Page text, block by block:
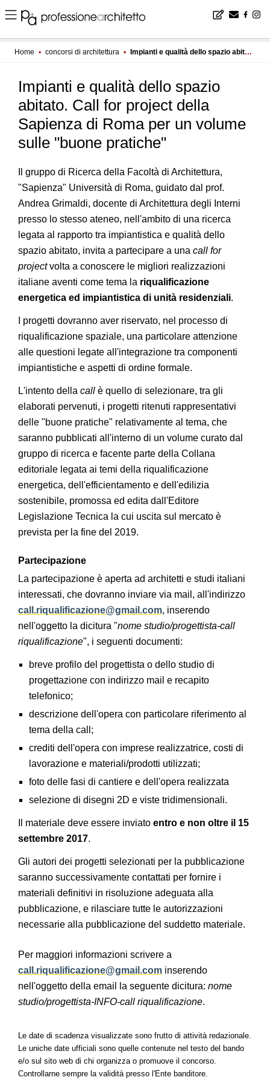
Home ▪ concorsi di architettura ▪ Impianti e qualità dello spazio abitato. Call for project della Sapienza di Roma per un volume sulle "buone pratiche"
Impianti e qualità dello spazio
abitato. Call for project della
Sapienza di Roma per un volume
sulle "buone pratiche"
Il gruppo di Ricerca della Facoltà di Architettura,
"Sapienza" Università di Roma, guidato dal prof.
Andrea Grimaldi, docente di Architettura degli Interni
presso lo stesso ateneo, nell'ambito di una ricerca
legata al rapporto tra impiantistica e qualità dello
spazio abitato, invita a partecipare a una call for
projectvolta a conoscere le migliori realizzazioni
italiane aventi come tema la riqualificazione
energetica ed impiantistica di unità residenziali.
I progetti dovranno aver riservato, nel processo di
riqualificazione spaziale, una particolare attenzione
alle questioni legate all'integrazione tra componenti
impiantistiche e aspetti di ordine formale.
L'intento della call è quello di selezionare, tra gli
elaborati pervenuti, i progetti ritenuti rappresentativi
delle "buone pratiche" relativamente al tema, che
saranno pubblicati all'interno di un volume curato dal
gruppo di ricerca e facente parte della Collana
editoriale legata ai temi della riqualificazione
energetica, dell'efficientamento e dell'edilizia
sostenibile, promossa ed edita dall'Editore
Legislazione Tecnica la cui uscita sul mercato è
prevista per la fine del 2019.
Partecipazione
La partecipazione è aperta ad architetti e studi italiani
interessati, che dovranno inviare via mail, all'indirizzo
call.riqualificazione@gmail.com, inserendo
nell'oggetto la dicitura "nome studio/progettista-call
riqualificazione", i seguenti documenti:
breve profilo del progettista o dello studio di
progettazione con indirizzo mail e recapito
telefonico;
descrizione dell'opera con particolare riferimento al
tema della call;
crediti dell'opera con imprese realizzatrice, costi di
lavorazione e materiali/prodotti utilizzati;
foto delle fasi di cantiere e dell'opera realizzata
selezione di disegni 2D e viste tridimensionali.
Il materiale deve essere inviato entro e non oltre il 15
settembre 2017.
Gli autori dei progetti selezionati per la pubblicazione
saranno successivamente contattati per fornire i
materiali definitivi in risoluzione adeguata alla
pubblicazione, e rilasciare tutte le autorizzazioni
necessarie alla pubblicazione del suddetto materiale.
Per maggiori informazioni scrivere a
call.riqualificazione@gmail.com inserendo
nell'oggetto della email la seguente dicitura: nome
studio/progettista-INFO-call riqualificazione.
Le date di scadenza visualizzate sono frutto di attività redazionale.
Le uniche date ufficiali sono quelle contenute nel testo del bando
e/o sul sito web di chi organizza o promuove il concorso.
Controllarne sempre la validità presso l'Ente banditore.